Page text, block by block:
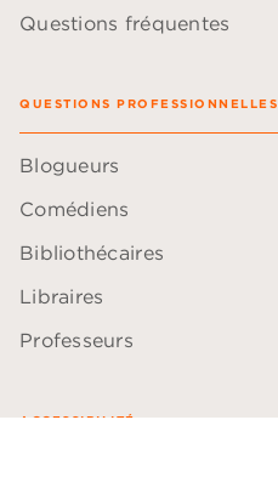
Questions fréquentes
QUESTIONS PROFESSIONNELLES
Blogueurs
Comédiens
Bibliothécaires
Libraires
Professeurs
ACCESSIBILITÉ